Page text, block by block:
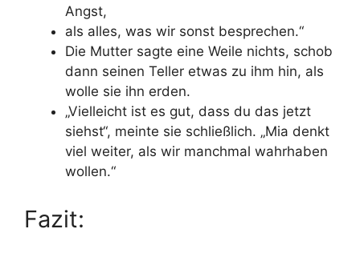
Angst,
als alles, was wir sonst besprechen.“
Die Mutter sagte eine Weile nichts, schob
dann seinen Teller etwas zu ihm hin, als
wolle sie ihn erden.
„Vielleicht ist es gut, dass du das jetzt
siehst“, meinte sie schließlich. „Mia denkt
viel weiter, als wir manchmal wahrhaben
wollen.“
Fazit: